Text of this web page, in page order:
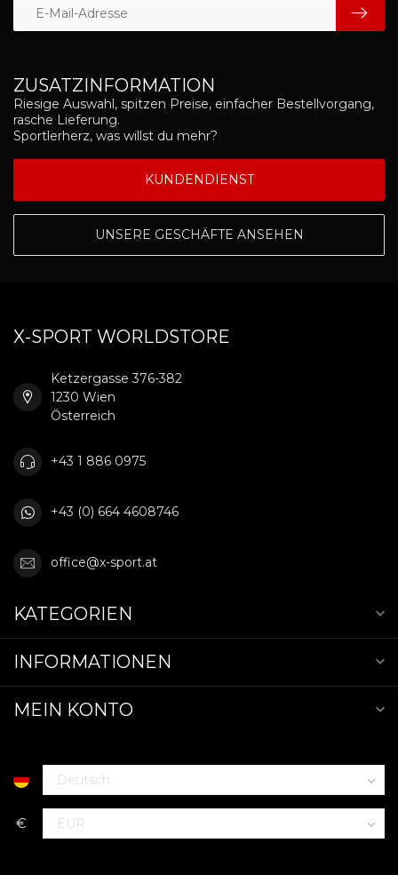
ZUSATZINFORMATION
Riesige Auswahl, spitzen Preise, einfacher Bestellvorgang,
rasche Lieferung.
Sportlerherz, was willst du mehr?
KUNDENDIENST
UNSERE GESCHÄFTE ANSEHEN
X-SPORT WORLDSTORE
Ketzergasse 376-382
1230 Wien
Österreich
+43 1 886 0975
+43 (0) 664 4608746
office@x-sport.at
KATEGORIEN
INFORMATIONEN
MEIN KONTO
€